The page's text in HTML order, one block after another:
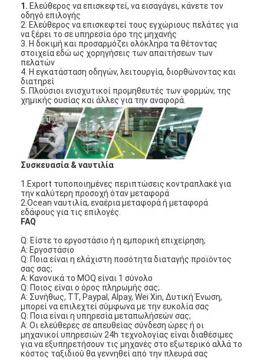
Σπίτι
Προϊόντα
Βίντεο
Σχετικά με εμάς
Επισκεψή εργοστασίου
Έλεγχος ποιότητας
1. Ελεύθερος να επισκεφτεί, να εισαγάγει, κάνετε τον
οδηγό επιλογής
2. Ελεύθερος να επισκεφτεί τους εγχώριους πελάτες για
να ξέρει το σε υπηρεσία όρο της μηχανής
3. Η δοκιμή και προσαρμόζει ολόκληρα τα θέτοντας
στοιχεία εδώ ως χορηγήσεις των απαιτήσεων των
πελατών
4. Η εγκατάσταση οδηγών, λειτουργία, διορθώνοντας και
διατηρεί
5. Πλούσιοι ενισχυτικοί προμηθευτές των φορμών, της
χημικής ουσίας και άλλες για την αναφορά.
Συσκευασία & ναυτιλία
1.Export τυποποιημένες περιπτώσεις κοντραπλακέ για
την καλύτερη προσοχή όταν μεταφορά
2.Ocean ναυτιλία, εναέρια μεταφορά ή μεταφορά
εδάφους για τις επιλογές.
FAQ
Q: Είστε το εργοστάσιο ή η εμπορική επιχείρηση;
Α: Εργοστάσιο
Q: Ποια είναι η ελάχιστη ποσότητα διαταγής προϊόντος
σας σας;
Α: Κανονικά το MOQ είναι 1 σύνολο
Q: Ποιος είναι ο όρος πληρωμής σας;
Α: Συνήθως, TT, Paypal, Alpay, Wei Xin, Δυτική Ένωση,
μπορεί να επιλεχτεί σύμφωνα με την ευκολία σας
Q: Ποια είναι η υπηρεσία μεταπωλήσεών σας;
Α: Οι ελεύθερες σε απευθείας σύνδεση ώρες ή οι
μηχανικοί υπηρεσιών 24h τεχνολογίας είναι διαθέσιμες
για να εξυπηρετήσουν τις μηχανές στο εξωτερικό αλλά το
κόστος ταξιδιού θα γεννηθεί από την πλευρά σας